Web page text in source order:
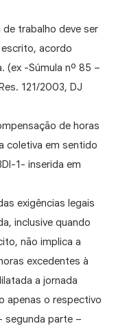
trabalho deve ser
acordo
(ex -Súmula nº 85 –
121/2003, DJ
de horas
coletiva em sentido
1- inserida em
exigências legais
inclusive quando
não implica a
excedentes à
a jornada
apenas o respectivo
segunda parte –